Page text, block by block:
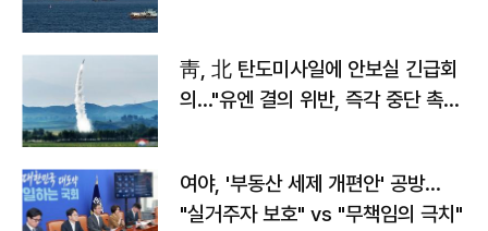
靑, 北 탄도미사일에 안보실 긴급회
의…"유엔 결의 위반, 즉각 중단 촉
여야, '부동산 세제 개편안' 공방…
"실거주자 보호" vs "무책임의 극치"